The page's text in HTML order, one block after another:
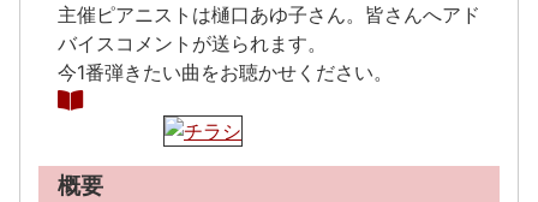
主催ピアニストは樋口あゆ子さん。皆さんへアド
バイスコメントが送られます。
今1番弾きたい曲をお聴かせください。
概要